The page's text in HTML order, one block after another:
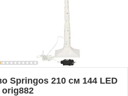
Springos 210 см 144 LED
orig882